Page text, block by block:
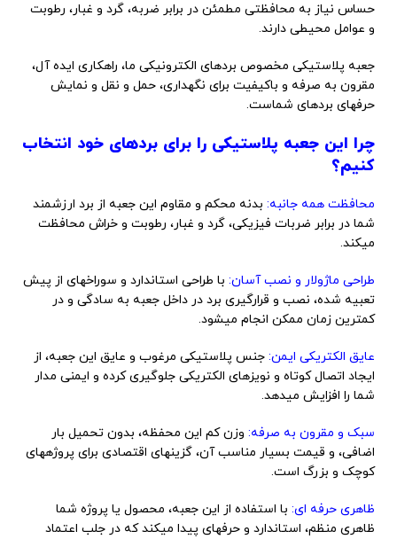
حساس نیاز به محافظتی مطمئن در برابر ضربه، گرد و غبار، رطوبت
و عوامل محیطی دارند.
جعبه پلاستیکی مخصوص بردهای الکترونیکی ما، راهکاری ایده آل،
مقرون به صرفه و باکیفیت برای نگهداری، حمل و نقل و نمایش
حرفهای بردهای شماست.
چرا این جعبه پلاستیکی را برای بردهای خود انتخاب
کنیم؟
محافظت همه جانبه: بدنه محکم و مقاوم این جعبه از برد ارزشمند
شما در برابر ضربات فیزیکی، گرد و غبار، رطوبت و خراش محافظت
میکند.
طراحی ماژولار و نصب آسان: با طراحی استاندارد و سوراخهای از پیش
تعبیه شده، نصب و قرارگیری برد در داخل جعبه به سادگی و در
کمترین زمان ممکن انجام میشود.
عایق الکتریکی ایمن: جنس پلاستیکی مرغوب و عایق این جعبه، از
ایجاد اتصال کوتاه و نویزهای الکتریکی جلوگیری کرده و ایمنی مدار
شما را افزایش میدهد.
سبک و مقرون به صرفه: وزن کم این محفظه، بدون تحمیل بار
اضافی، و قیمت بسیار مناسب آن، گزینهای اقتصادی برای پروژههای
کوچک و بزرگ است.
ظاهری حرفه ای: با استفاده از این جعبه، محصول یا پروژه شما
ظاهری منظم، استاندارد و حرفهای پیدا میکند که در جلب اعتماد